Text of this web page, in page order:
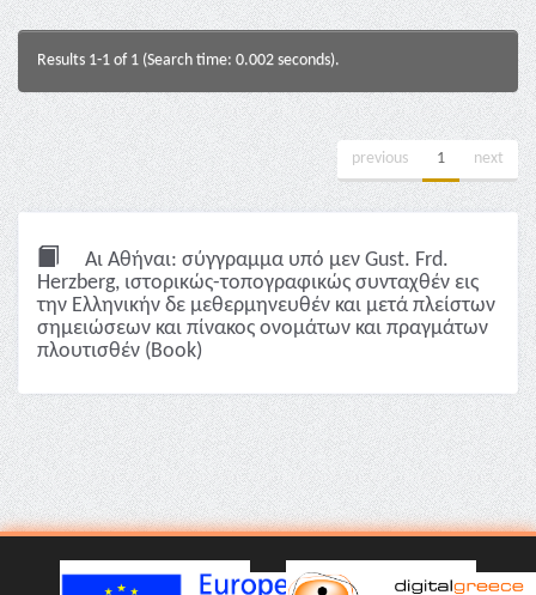
Results 1-1 of 1 (Search time: 0.002 seconds).
previous 1 next
Αι Αθήναι: σύγγραμμα υπό μεν Gust. Frd.
Herzberg, ιστορικώς-τοπογραφικώς συνταχθέν εις
την Ελληνικήν δε μεθερμηνευθέν και μετά πλείστων
σημειώσεων και πίνακος ονομάτων και πραγμάτων
πλουτισθέν (Book)